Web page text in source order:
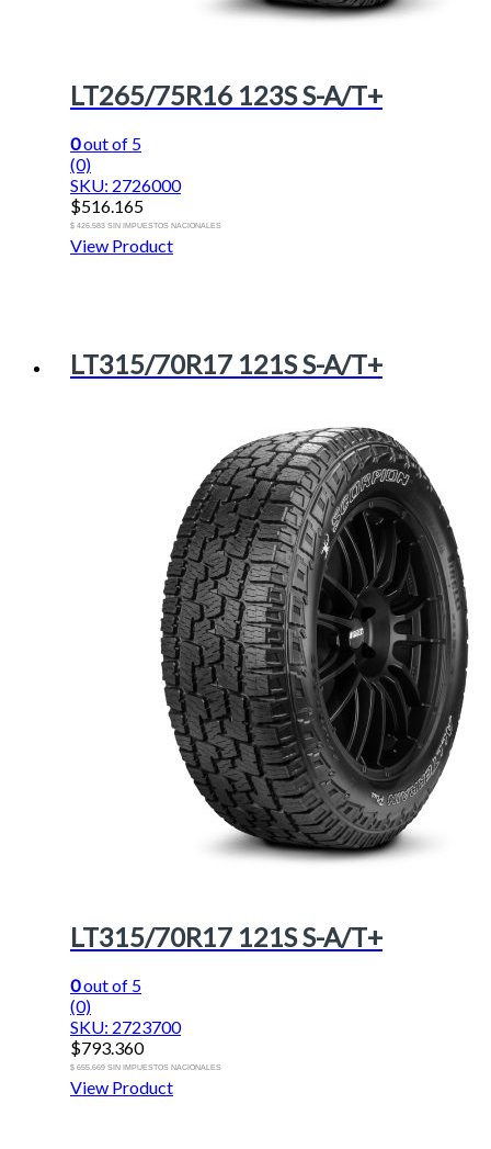
LT265/75R16 123S S-A/T+
0out of 5
(0)
SKU: 2726000
$516.165
$ 426.583 SIN IMPUESTOS NACIONALES
View Product
LT315/70R17 121S S-A/T+
LT315/70R17 121S S-A/T+
0out of 5
(0)
SKU: 2723700
$793.360
$ 655.669 SIN IMPUESTOS NACIONALES
View Product